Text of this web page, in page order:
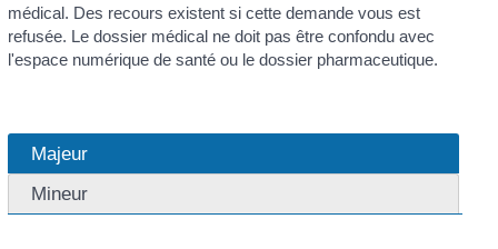
médical. Des recours existent si cette demande vous est
refusée. Le dossier médical ne doit pas être confondu avec
l'espace numérique de santé ou le dossier pharmaceutique.
Majeur
Mineur